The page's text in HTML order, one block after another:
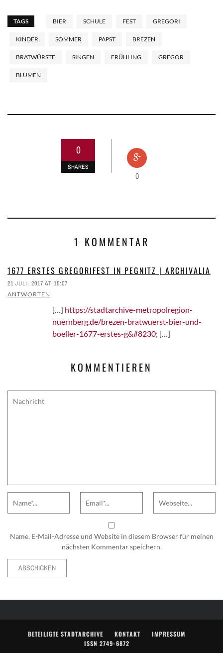
TAGS BIER SCHULE FEST GREGORI
KINDER SOMMER PAPST BREZEN
BRATWÜRSTE SINGEN FRÜHLING GREGOR
BLUMEN
0
SHARES
0
1 KOMMENTAR
1677 ERSTES GREGORIFEST IN PEGNITZ | ARCHIVALIA
21 JULI, 2017 AT 15:07
ANTWORTEN
[…] https://stadtarchive-metropolregion-
nuernberg.de/brezen-bratwuerst-bier-und-
boeller-1677-erstes-g&#8230; […]
KOMMENTIEREN
Name, E-Mail-Adresse und Website in diesem Browser für meinen
nächsten Kommentar speichern.
BETEILIGTE STADTARCHIVE KONTAKT
IMPRESSUM
ISSN 2749-6872